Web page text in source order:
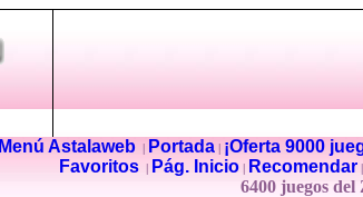
Menú Astalaweb| Portada| ¡Oferta 9000
Favoritos
Pág. Inicio Recomendar
6400 juegos